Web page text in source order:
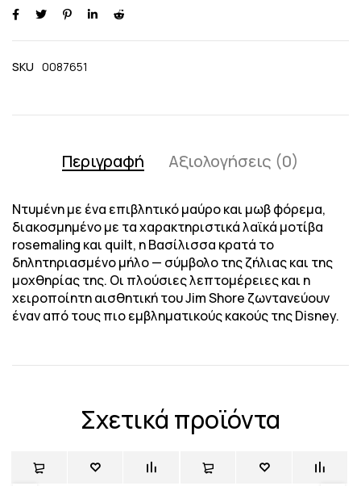
SKU 0087651
Περιγραφή Αξιολογήσεις (0)
Ντυμένη με ένα επιβλητικό μαύρο και μωβ φόρεμα,
διακοσμημένο με τα χαρακτηριστικά λαϊκά μοτίβα
rosemaling και quilt, η Βασίλισσα κρατά το
δηλητηριασμένο μήλο — σύμβολο της ζήλιας και της
μοχθηρίας της. Οι πλούσιες λεπτομέρειες και η
χειροποίητη αισθητική του Jim Shore ζωντανεύουν
έναν από τους πιο εμβληματικούς κακούς της Disney.
Σχετικά προϊόντα